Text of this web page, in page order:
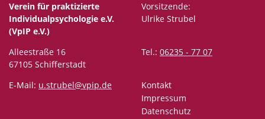
Verein für praktizierte
Individualpsychologie e.V.
(VpIP e.V.)
Vorsitzende:
Ulrike Strubel
Alleestraße 16
67105 Schifferstadt
Tel.: 06235 - 77 07
E-Mail: u.strubel@vpip.de
Kontakt
Impressum
Datenschutz